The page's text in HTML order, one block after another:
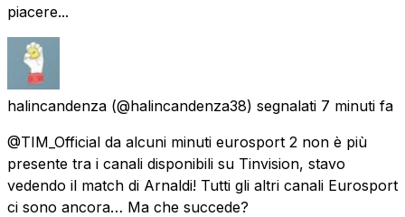
piacere...
halincandenza (@halincandenza38) segnalati 7 minuti fa
@TIM_Official da alcuni minuti eurosport 2 non è più
presente tra i canali disponibili su Tinvision, stavo
vedendo il match di Arnaldi! Tutti gli altri canali Eurosport
ci sono ancora… Ma che succede?